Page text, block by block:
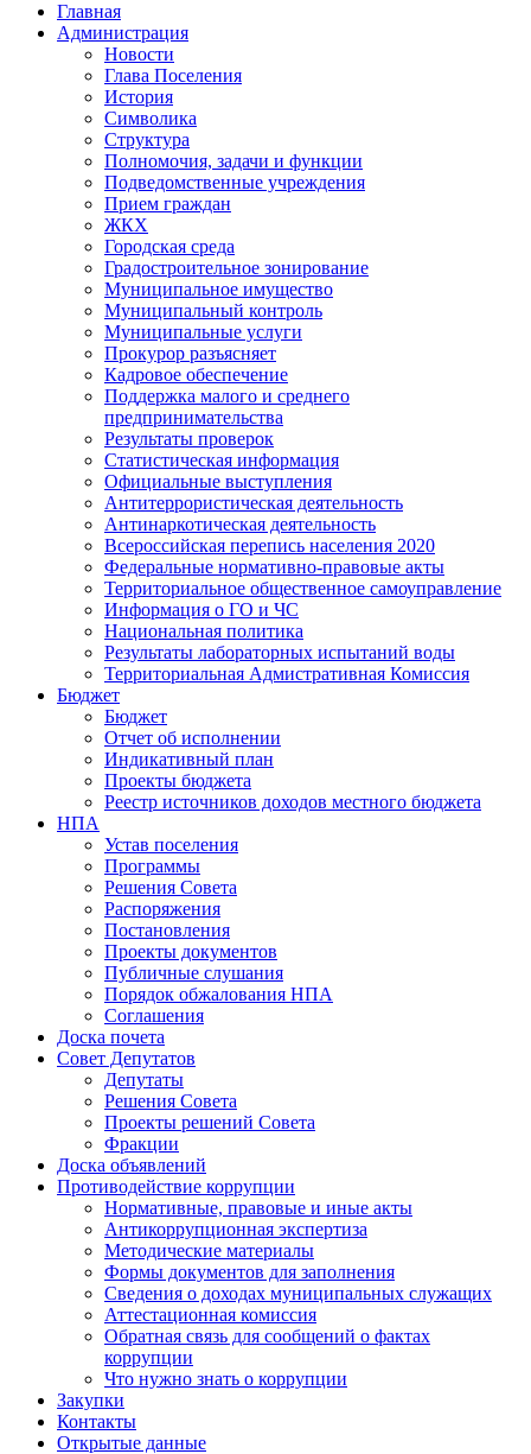
Главная
Администрация
Новости
Глава Поселения
История
Символика
Структура
Полномочия, задачи и функции
Подведомственные учреждения
Прием граждан
ЖКХ
Городская среда
Градостроительное зонирование
Муниципальное имущество
Муниципальный контроль
Муниципальные услуги
Прокурор разъясняет
Кадровое обеспечение
Поддержка малого и среднего
предпринимательства
Результаты проверок
Статистическая информация
Официальные выступления
Антитеррористическая деятельность
Антинаркотическая деятельность
Всероссийская перепись населения 2020
Федеральные нормативно-правовые акты
Территориальное общественное самоуправление
Информация о ГО и ЧС
Национальная политика
Результаты лабораторных испытаний воды
Территориальная Адмистративная Комиссия
Бюджет
Бюджет
Отчет об исполнении
Индикативный план
Проекты бюджета
Реестр источников доходов местного бюджета
НПА
Устав поселения
Программы
Решения Совета
Распоряжения
Постановления
Проекты документов
Публичные слушания
Порядок обжалования НПА
Соглашения
Доска почета
Совет Депутатов
Депутаты
Решения Совета
Проекты решений Совета
Фракции
Доска объявлений
Противодействие коррупции
Нормативные, правовые и иные акты
Антикоррупционная экспертиза
Методические материалы
Формы документов для заполнения
Сведения о доходах муниципальных служащих
Аттестационная комиссия
Обратная связь для сообщений о фактах
коррупции
Что нужно знать о коррупции
Закупки
Контакты
Открытые данные